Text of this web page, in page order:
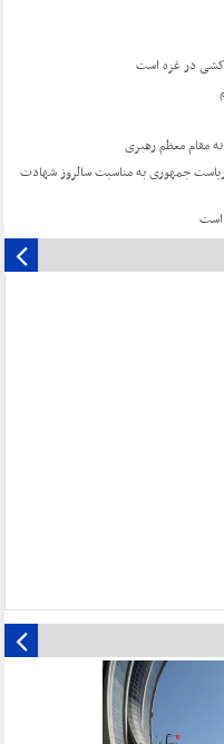
مقام معظم رهبری
ریاست جمهوری به مناسبت سالروز شهادت
است